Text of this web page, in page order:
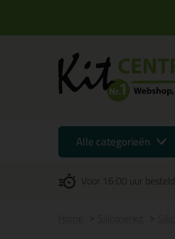
Alle categorieën
Voor 16:00 uur besteld